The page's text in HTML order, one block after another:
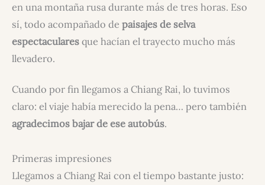
en una montaña rusa durante más de tres horas. Eso
sí, todo acompañado de paisajes de selva
espectacularesque hacían el trayecto mucho más
llevadero.
Cuando por fin llegamos a Chiang Rai, lo tuvimos
claro: el viaje había merecido la pena… pero también
agradecimos bajar de ese autobús.
Primeras impresiones
Llegamos a Chiang Rai con el tiempo bastante justo: